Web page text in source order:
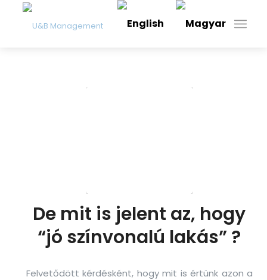
De mit is jelent az, hogy
“jó színvonalú lakás” ?
Felvetődött kérdésként, hogy mit is értünk azon a